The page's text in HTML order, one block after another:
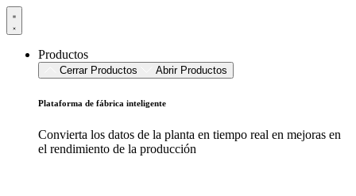
Productos
Cerrar Productos Abrir Productos
Plataforma de fábrica inteligente
Convierta los datos de la planta en tiempo real en mejoras en
el rendimiento de la producción